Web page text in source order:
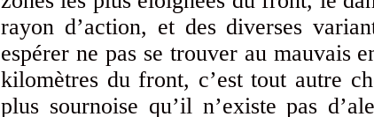
rayon d’action, et des diverses
espérer ne pas se trouver au mauvais
kilomètres du front, c’est tout autre
plus sournoise qu’il n’existe pas